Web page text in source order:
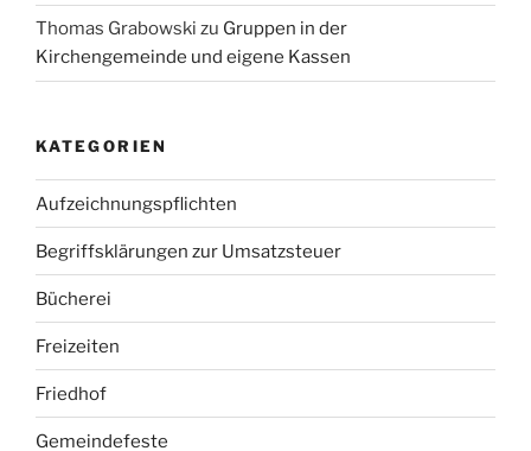
Thomas Grabowski zu Gruppen in der
Kirchengemeinde und eigene Kassen
KATEGORIEN
Aufzeichnungspflichten
Begriffsklärungen zur Umsatzsteuer
Bücherei
Freizeiten
Friedhof
Gemeindefeste